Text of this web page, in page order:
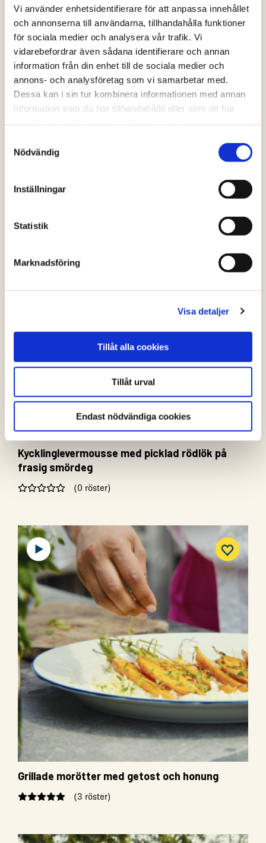
Vi använder enhetsidentifierare för att anpassa innehållet
och annonserna till användarna, tillhandahålla funktioner
för sociala medier och analysera vår trafik. Vi
vidarebefordrar även sådana identifierare och annan
information från din enhet till de sociala medier och
annons- och analysföretag som vi samarbetar med.
Dessa kan i sin tur kombinera informationen med annan
information som du har tillhandahållit eller som de har
Nödvändig
Inställningar
Statistik
Marknadsföring
Visa detaljer
Tillåt alla cookies
Tillåt urval
Endast nödvändiga cookies
Kycklinglevermousse med picklad rödlök på
frasig smördeg
(0 röster)
Grillade morötter med getost och honung
(3 röster)